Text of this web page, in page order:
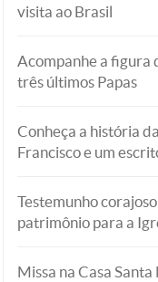
visita ao Brasil
Acompanhe a figura
três últimos Papas
Conheça a história
Francisco e um
Testemunho
patrimônio para a
Missa na Casa